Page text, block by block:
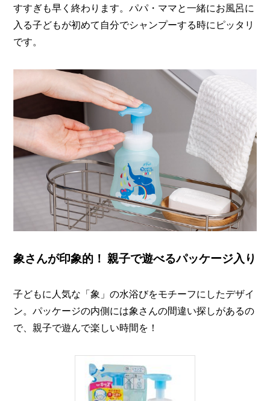
すすぎも早く終わります。パパ・ママと一緒にお風呂に
入る子どもが初めて自分でシャンプーする時にピッタリ
です。
象さんが印象的！ 親子で遊べるパッケージ入り
子どもに人気な「象」の水浴びをモチーフにしたデザイ
ン。パッケージの内側には象さんの間違い探しがあるの
で、親子で遊んで楽しい時間を！